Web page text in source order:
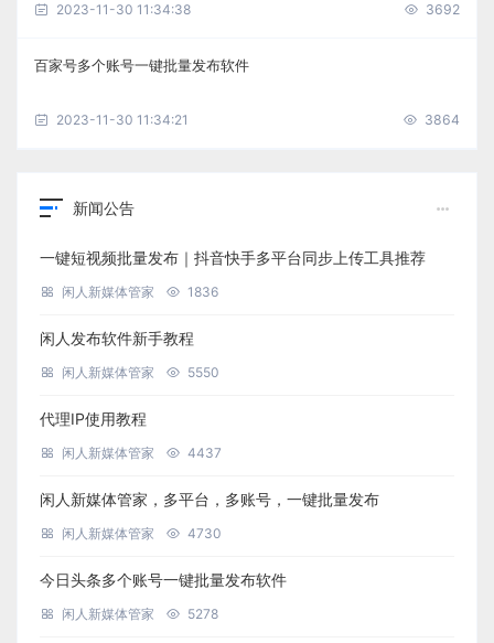
2023-11-30 11:34:38 3692
百家号多个账号一键批量发布软件
2023-11-30 11:34:21 3864
新闻公告
一键短视频批量发布｜抖音快手多平台同步上传工具推荐
闲人新媒体管家 1836
闲人发布软件新手教程
闲人新媒体管家 5550
代理IP使用教程
闲人新媒体管家 4437
闲人新媒体管家，多平台，多账号，一键批量发布
闲人新媒体管家 4730
今日头条多个账号一键批量发布软件
闲人新媒体管家 5278